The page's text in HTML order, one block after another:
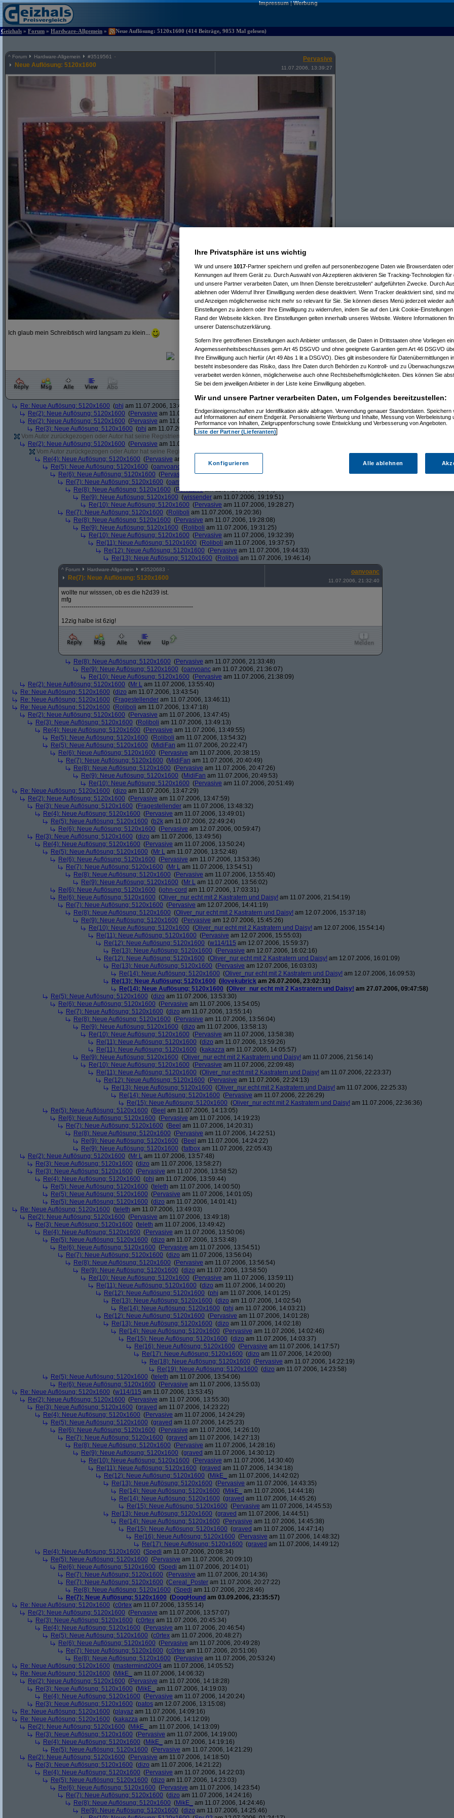
Impressum|Werbung
Geizhals » Forum » Hardware-Allgemein » Neue Auflösung: 5120x1600 (414 Beiträge, 9053 Mal gelesen)
^ Forum Hardware-Allgemein #3519561
Neue Auflösung: 5120x1600
Pervasive
11.07.2006, 13:39:27
Ich glaub mein Schreibtisch wird langsam zu klein...
Re: Neue Auflösung: 5120x1600 (phj am 11.07.2006, 13:40:39)
Re(2): Neue Auflösung: 5120x1600 (Pervasive am 11.07.2006, 13:41:12)
Re(2): Neue Auflösung: 5120x1600 (Pervasive am 11.07.2006, 13:51:49)
Re(3): Neue Auflösung: 5120x1600 (phj am 11.07.2006, 13:52:12)
Vom Autor zurückgezogen oder Autor hat seine Registrierung nicht bestätigt(Nagelfaram 11.07.2006, 13:41:09)
Re(2): Neue Auflösung: 5120x1600 (Pervasive am 11.07.2006, 13:41:43)
Vom Autor zurückgezogen oder Autor hat seine Registrierung nicht bestätigt(Nagelfar
Re(4): Neue Auflösung: 5120x1600 (Pervasive am 11.07.2006, 13:43:22)
Re(5): Neue Auflösung: 5120x1600 (oanvoanc
am 11.07.2006, 19:06:23)
Re(6): Neue Auflösung: 5120x1600 (Pervasive
am 11.07.2006, 19:16:41)
Re(7): Neue Auflösung: 5120x1600 (oanvoanc
Re(8): Neue Auflösung: 5120x1600 (Pervasiveam 11.07.2006, 19:18:54)
Re(9): Neue Auflösung: 5120x1600 (wissender am 11.07.2006, 19:19:51)
Re(10): Neue Auflösung: 5120x1600 (Pervasive am 11.07.2006, 19:28:27)
Re(7): Neue Auflösung: 5120x1600 (Roliboli am 11.07.2006, 19:20:36)
Re(8): Neue Auflösung: 5120x1600 (Pervasive am 11.07.2006, 19:28:08)
Re(9): Neue Auflösung: 5120x1600 (Roliboli am 11.07.2006, 19:31:25)
Re(10): Neue Auflösung: 5120x1600 (Pervasive am 11.07.2006, 19:32:39)
Re(11): Neue Auflösung: 5120x1600 (Roliboli am 11.07.2006, 19:37:57)
Re(12): Neue Auflösung: 5120x1600 (Pervasive am 11.07.2006, 19:44:33)
Re(13): Neue Auflösung: 5120x1600 (Roliboli am 11.07.2006, 19:46:14)
^ Forum Hardware-Allgemein #3520683
Re(7): Neue Auflösung: 5120x1600
oanvoanc
11.07.2006, 21:32:40
wollte nur wisssen, ob es die h2d39 ist.
mfg
-----------------------------------------------------------------
12zig halbe ist 6zig!
Re(8): Neue Auflösung: 5120x1600 (Pervasive am 11.07.2006, 21:33:48)
Re(9): Neue Auflösung: 5120x1600 (oanvoanc am 11.07.2006, 21:36:07)
Re(10): Neue Auflösung: 5120x1600 (Pervasive am 11.07.2006, 21:38:09)
Re(2): Neue Auflösung: 5120x1600 (Mr L am 11.07.2006, 13:55:40)
Re: Neue Auflösung: 5120x1600 (dizo am 11.07.2006, 13:43:54)
Re: Neue Auflösung: 5120x1600 (Fragestellender am 11.07.2006, 13:46:11)
Re: Neue Auflösung: 5120x1600 (Roliboli am 11.07.2006, 13:47:18)
Re(2): Neue Auflösung: 5120x1600 (Pervasive am 11.07.2006, 13:47:45)
Re(3): Neue Auflösung: 5120x1600 (Roliboli am 11.07.2006, 13:49:13)
Re(4): Neue Auflösung: 5120x1600 (Pervasive am 11.07.2006, 13:49:55)
Re(5): Neue Auflösung: 5120x1600 (Roliboli am 11.07.2006, 13:54:32)
Re(5): Neue Auflösung: 5120x1600 (MidiFan am 11.07.2006, 20:22:47)
Re(6): Neue Auflösung: 5120x1600 (Pervasive am 11.07.2006, 20:38:15)
Re(7): Neue Auflösung: 5120x1600 (MidiFan am 11.07.2006, 20:40:49)
Re(8): Neue Auflösung: 5120x1600 (Pervasive am 11.07.2006, 20:47:26)
Re(9): Neue Auflösung: 5120x1600 (MidiFan am 11.07.2006, 20:49:53)
Re(10): Neue Auflösung: 5120x1600 (Pervasive am 11.07.2006, 20:51:49)
Re: Neue Auflösung: 5120x1600 (dizo am 11.07.2006, 13:47:29)
Re(2): Neue Auflösung: 5120x1600 (Pervasive am 11.07.2006, 13:47:59)
Re(3): Neue Auflösung: 5120x1600 (Fragestellender am 11.07.2006, 13:48:32)
Re(4): Neue Auflösung: 5120x1600 (Pervasive am 11.07.2006, 13:49:01)
Re(5): Neue Auflösung: 5120x1600 (b2k am 11.07.2006, 22:49:24)
Re(6): Neue Auflösung: 5120x1600 (Pervasive am 12.07.2006, 00:59:47)
Re(3): Neue Auflösung: 5120x1600 (dizo am 11.07.2006, 13:49:56)
Re(4): Neue Auflösung: 5120x1600 (Pervasive am 11.07.2006, 13:50:24)
Re(5): Neue Auflösung: 5120x1600 (Mr L am 11.07.2006, 13:52:48)
Re(6): Neue Auflösung: 5120x1600 (Pervasive am 11.07.2006, 13:53:36)
Re(7): Neue Auflösung: 5120x1600 (Mr L am 11.07.2006, 13:54:51)
Re(8): Neue Auflösung: 5120x1600 (Pervasive am 11.07.2006, 13:55:40)
Re(9): Neue Auflösung: 5120x1600 (Mr L am 11.07.2006, 13:56:02)
Re(6): Neue Auflösung: 5120x1600 (john-cord am 11.07.2006, 17:03:31)
Re(6): Neue Auflösung: 5120x1600 (Oliver_nur echt mit 2 Kastratern und Daisy! am 11.07.2006, 21:54:19)
Re(7): Neue Auflösung: 5120x1600 (Pervasive am 12.07.2006, 14:41:19)
Re(8): Neue Auflösung: 5120x1600 (Oliver_nur echt mit 2 Kastratern und Daisy! am 12.07.2006, 15:37:18)
Re(9): Neue Auflösung: 5120x1600 (Pervasive am 12.07.2006, 15:45:26)
Re(10): Neue Auflösung: 5120x1600 (Oliver_nur echt mit 2 Kastratern und Daisy! am 12.07.2006, 15:54:14)
Re(11): Neue Auflösung: 5120x1600 (Pervasive am 12.07.2006, 15:55:03)
Re(12): Neue Auflösung: 5120x1600 (w114/115 am 12.07.2006, 15:59:37)
Re(13): Neue Auflösung: 5120x1600 (Pervasive am 12.07.2006, 16:02:16)
Re(12): Neue Auflösung: 5120x1600 (Oliver_nur echt mit 2 Kastratern und Daisy! am 12.07.2006, 16:01:09)
Re(13): Neue Auflösung: 5120x1600 (Pervasive am 12.07.2006, 16:03:03)
Re(14): Neue Auflösung: 5120x1600 (Oliver_nur echt mit 2 Kastratern und Daisy! am 12.07.2006, 16:09:53)
Re(13): Neue Auflösung: 5120x1600 (ilovekubrick am 26.07.2006, 23:02:31)
Re(14): Neue Auflösung: 5120x1600 (Oliver_nur echt mit 2 Kastratern und Daisy! am 27.07.2006, 09:47:58)
Re(5): Neue Auflösung: 5120x1600 (dizo am 11.07.2006, 13:53:30)
Re(6): Neue Auflösung: 5120x1600 (Pervasive am 11.07.2006, 13:54:05)
Re(7): Neue Auflösung: 5120x1600 (dizo am 11.07.2006, 13:55:14)
Re(8): Neue Auflösung: 5120x1600 (Pervasive am 11.07.2006, 13:56:04)
Re(9): Neue Auflösung: 5120x1600 (dizo am 11.07.2006, 13:58:13)
Re(10): Neue Auflösung: 5120x1600 (Pervasive am 11.07.2006, 13:58:38)
Re(11): Neue Auflösung: 5120x1600 (dizo am 11.07.2006, 13:59:26)
Re(11): Neue Auflösung: 5120x1600 (kakazza am 11.07.2006, 14:05:57)
Re(9): Neue Auflösung: 5120x1600 (Oliver_nur echt mit 2 Kastratern und Daisy! am 11.07.2006, 21:56:14)
Re(10): Neue Auflösung: 5120x1600 (Pervasive am 11.07.2006, 22:09:48)
Re(11): Neue Auflösung: 5120x1600 (Oliver_nur echt mit 2 Kastratern und Daisy! am 11.07.2006, 22:23:37)
Re(12): Neue Auflösung: 5120x1600 (Pervasive am 11.07.2006, 22:24:13)
Re(13): Neue Auflösung: 5120x1600 (Oliver_nur echt mit 2 Kastratern und Daisy! am 11.07.2006, 22:25:33)
Re(14): Neue Auflösung: 5120x1600 (Pervasive am 11.07.2006, 22:26:29)
Re(15): Neue Auflösung: 5120x1600 (Oliver_nur echt mit 2 Kastratern und Daisy! am 11.07.2006, 22:36:36)
Re(5): Neue Auflösung: 5120x1600 (Beel am 11.07.2006, 14:13:05)
Re(6): Neue Auflösung: 5120x1600 (Pervasive am 11.07.2006, 14:19:23)
Re(7): Neue Auflösung: 5120x1600 (Beel am 11.07.2006, 14:20:31)
Re(8): Neue Auflösung: 5120x1600 (Pervasive am 11.07.2006, 14:22:51)
Re(9): Neue Auflösung: 5120x1600 (Beel am 11.07.2006, 14:24:22)
Re(9): Neue Auflösung: 5120x1600 (fatbox am 11.07.2006, 22:05:43)
Re(2): Neue Auflösung: 5120x1600 (Mr L am 11.07.2006, 13:57:48)
Re(3): Neue Auflösung: 5120x1600 (dizo am 11.07.2006, 13:58:27)
Re(3): Neue Auflösung: 5120x1600 (Pervasive am 11.07.2006, 13:58:52)
Re(4): Neue Auflösung: 5120x1600 (phj am 11.07.2006, 13:59:44)
Re(5): Neue Auflösung: 5120x1600 (teleth am 11.07.2006, 14:00:50)
Re(5): Neue Auflösung: 5120x1600 (Pervasive am 11.07.2006, 14:01:05)
Re(5): Neue Auflösung: 5120x1600 (dizo am 11.07.2006, 14:01:41)
Re: Neue Auflösung: 5120x1600 (teleth am 11.07.2006, 13:49:03)
Re(2): Neue Auflösung: 5120x1600 (Pervasive am 11.07.2006, 13:49:18)
Re(3): Neue Auflösung: 5120x1600 (teleth am 11.07.2006, 13:49:42)
Re(4): Neue Auflösung: 5120x1600 (Pervasive am 11.07.2006, 13:50:06)
Re(5): Neue Auflösung: 5120x1600 (dizo am 11.07.2006, 13:53:48)
Re(6): Neue Auflösung: 5120x1600 (Pervasive am 11.07.2006, 13:54:51)
Re(7): Neue Auflösung: 5120x1600 (dizo am 11.07.2006, 13:56:04)
Re(8): Neue Auflösung: 5120x1600 (Pervasive am 11.07.2006, 13:56:54)
Re(9): Neue Auflösung: 5120x1600 (dizo am 11.07.2006, 13:58:50)
Re(10): Neue Auflösung: 5120x1600 (Pervasive am 11.07.2006, 13:59:11)
Re(11): Neue Auflösung: 5120x1600 (dizo am 11.07.2006, 14:00:20)
Re(12): Neue Auflösung: 5120x1600 (phj am 11.07.2006, 14:01:25)
Re(13): Neue Auflösung: 5120x1600 (dizo am 11.07.2006, 14:02:54)
Re(14): Neue Auflösung: 5120x1600 (phj am 11.07.2006, 14:03:21)
Re(12): Neue Auflösung: 5120x1600 (Pervasive am 11.07.2006, 14:01:28)
Re(13): Neue Auflösung: 5120x1600 (dizo am 11.07.2006, 14:02:18)
Re(14): Neue Auflösung: 5120x1600 (Pervasive am 11.07.2006, 14:02:46)
Re(15): Neue Auflösung: 5120x1600 (dizo am 11.07.2006, 14:03:37)
Re(16): Neue Auflösung: 5120x1600 (Pervasive am 11.07.2006, 14:17:57)
Re(17): Neue Auflösung: 5120x1600 (dizo am 11.07.2006, 14:20:00)
Re(18): Neue Auflösung: 5120x1600 (Pervasive am 11.07.2006, 14:22:19)
Re(19): Neue Auflösung: 5120x1600 (dizo am 11.07.2006, 14:23:58)
Re(5): Neue Auflösung: 5120x1600 (teleth am 11.07.2006, 13:54:06)
Re(6): Neue Auflösung: 5120x1600 (Pervasive am 11.07.2006, 13:55:03)
Re: Neue Auflösung: 5120x1600 (w114/115 am 11.07.2006, 13:53:45)
Re(2): Neue Auflösung: 5120x1600 (Pervasive am 11.07.2006, 13:55:30)
Re(3): Neue Auflösung: 5120x1600 (graved am 11.07.2006, 14:23:22)
Re(4): Neue Auflösung: 5120x1600 (Pervasive am 11.07.2006, 14:24:29)
Re(5): Neue Auflösung: 5120x1600 (graved am 11.07.2006, 14:25:23)
Re(6): Neue Auflösung: 5120x1600 (Pervasive am 11.07.2006, 14:26:10)
Re(7): Neue Auflösung: 5120x1600 (graved am 11.07.2006, 14:27:13)
Re(8): Neue Auflösung: 5120x1600 (Pervasive am 11.07.2006, 14:28:16)
Re(9): Neue Auflösung: 5120x1600 (graved am 11.07.2006, 14:30:12)
Re(10): Neue Auflösung: 5120x1600 (Pervasive am 11.07.2006, 14:30:40)
Re(11): Neue Auflösung: 5120x1600 (graved am 11.07.2006, 14:34:18)
Re(12): Neue Auflösung: 5120x1600 (MikE_
am 11.07.2006, 14:42:02)
Re(13): Neue Auflösung: 5120x1600 (Pervasive am 11.07.2006, 14:43:35)
Re(14): Neue Auflösung: 5120x1600 (MikE_
am 11.07.2006, 14:44:18)
Re(14): Neue Auflösung: 5120x1600 (graved am 11.07.2006, 14:45:26)
Re(15): Neue Auflösung: 5120x1600 (Pervasive am 11.07.2006, 14:45:53)
Re(13): Neue Auflösung: 5120x1600 (graved am 11.07.2006, 14:44:51)
Re(14): Neue Auflösung: 5120x1600 (Pervasive am 11.07.2006, 14:45:38)
Re(15): Neue Auflösung: 5120x1600 (graved am 11.07.2006, 14:47:14)
Re(16): Neue Auflösung: 5120x1600 (Pervasive am 11.07.2006, 14:48:32)
Re(17): Neue Auflösung: 5120x1600 (graved am 11.07.2006, 14:49:12)
Re(4): Neue Auflösung: 5120x1600 (Spedi am 11.07.2006, 20:08:34)
Re(5): Neue Auflösung: 5120x1600 (Pervasive am 11.07.2006, 20:09:10)
Re(6): Neue Auflösung: 5120x1600 (Spedi am 11.07.2006, 20:14:01)
Re(7): Neue Auflösung: 5120x1600 (Pervasive am 11.07.2006, 20:14:36)
Re(7): Neue Auflösung: 5120x1600 (Cereal_Poster am 11.07.2006, 20:27:22)
Re(8): Neue Auflösung: 5120x1600 (Spedi am 11.07.2006, 20:28:46)
Re(7): Neue Auflösung: 5120x1600 (DoggHound am 03.09.2006, 23:35:57)
Re: Neue Auflösung: 5120x1600 (c0rtex am 11.07.2006, 13:55:14)
Re(2): Neue Auflösung: 5120x1600 (Pervasive am 11.07.2006, 13:57:07)
Re(3): Neue Auflösung: 5120x1600 (c0rtex am 11.07.2006, 20:45:34)
Re(4): Neue Auflösung: 5120x1600 (Pervasive am 11.07.2006, 20:46:54)
Re(5): Neue Auflösung: 5120x1600 (c0rtex am 11.07.2006, 20:48:27)
Re(6): Neue Auflösung: 5120x1600 (Pervasive am 11.07.2006, 20:49:28)
Re(7): Neue Auflösung: 5120x1600 (c0rtex am 11.07.2006, 20:51:06)
Re(8): Neue Auflösung: 5120x1600 (Pervasive am 11.07.2006, 20:53:24)
Re: Neue Auflösung: 5120x1600 (mastermind2004 am 11.07.2006, 14:05:52)
Re: Neue Auflösung: 5120x1600 (MikE_
am 11.07.2006, 14:06:32)
Re(2): Neue Auflösung: 5120x1600 (Pervasive am 11.07.2006, 14:18:28)
Re(3): Neue Auflösung: 5120x1600 (MikE_
am 11.07.2006, 14:19:03)
Re(4): Neue Auflösung: 5120x1600 (Pervasive am 11.07.2006, 14:20:24)
Re(3): Neue Auflösung: 5120x1600 (patos am 12.07.2006, 13:15:08)
Re: Neue Auflösung: 5120x1600 (playaz am 11.07.2006, 14:09:16)
Re: Neue Auflösung: 5120x1600 (kakazza am 11.07.2006, 14:12:09)
Re(2): Neue Auflösung: 5120x1600 (MikE_
am 11.07.2006, 14:13:09)
Re(3): Neue Auflösung: 5120x1600 (Pervasive am 11.07.2006, 14:19:00)
Re(4): Neue Auflösung: 5120x1600 (MikE_
am 11.07.2006, 14:19:16)
Re(5): Neue Auflösung: 5120x1600 (Pervasive am 11.07.2006, 14:21:29)
Re(2): Neue Auflösung: 5120x1600 (Pervasive am 11.07.2006, 14:18:50)
Re(3): Neue Auflösung: 5120x1600 (dizo am 11.07.2006, 14:21:22)
Re(4): Neue Auflösung: 5120x1600 (Pervasive am 11.07.2006, 14:22:03)
Re(5): Neue Auflösung: 5120x1600 (dizo am 11.07.2006, 14:23:03)
Re(6): Neue Auflösung: 5120x1600 (Pervasive am 11.07.2006, 14:23:54)
Re(7): Neue Auflösung: 5120x1600 (dizo am 11.07.2006, 14:24:16)
Re(8): Neue Auflösung: 5120x1600 (MikE_
am 11.07.2006, 14:24:46)
Re(9): Neue Auflösung: 5120x1600 (dizo am 11.07.2006, 14:25:46)
Ihre Privatsphäre ist uns wichtig
Wir und unsere 1017-Partner speichern und greifen auf personenbezogene Daten wie Browserdaten
Kennungen auf Ihrem Gerät zu. Durch Auswahl von Akzeptieren aktivieren Sie Tracking-Technologien für
und unsere Partner verarbeiten Daten, um Ihnen Dienste bereitzustellen“ aufgeführten Zwecke. Durch
ablehnen oder Widerruf Ihrer Einwilligung werden diese deaktiviert. Wenn Tracker deaktiviert sind, sind
und Anzeigen möglicherweise nicht mehr so relevant für Sie. Sie können dieses Menü jederzeit wieder
Einstellungen zu ändern oder Ihre Einwilligung zu widerrufen, indem Sie auf den Link Cookie-
Rand der Webseite klicken. Ihre Einstellungen gelten innerhalb unseres Website. Weitere Informationen
unserer Datenschutzerklärung.
Sofern Ihre getroffenen Einstellungen auch Anbieter umfassen, die Daten in Drittstaaten ohne Vorliegen
Angemessenheitsbeschlusses gem Art 45 DSGVO und ohne geeignete Garantien gem Art 46 DSGVO
Ihre Einwilligung auch hierfür (Art 49 Abs 1 lit a DSGVO). Dies gilt insbesondere für Datenübermittlungen
besteht insbesondere das Risiko, dass Ihre Daten durch Behörden zu Kontroll- und zu
verarbeitet werden können, möglicherweise auch ohne Rechtsbehelfsmöglichkeiten. Dies können Sie
Sie bei dem jeweiligen Anbieter in der Liste keine Einwilligung abgeben.
Wir und unsere Partner verarbeiten Daten, um Folgendes bereitzustellen:
Endgeräteeigenschaften zur Identifikation aktiv abfragen. Verwendung genauer Standortdaten. Speichern
auf Informationen auf einem Endgerät. Personalisierte Werbung und Inhalte, Messung von Werbeleistung
Performance von Inhalten, Zielgruppenforschung sowie Entwicklung und Verbesserung von Angeboten.
Liste der Partner (Lieferanten)
Konfigurieren Alle ablehnen